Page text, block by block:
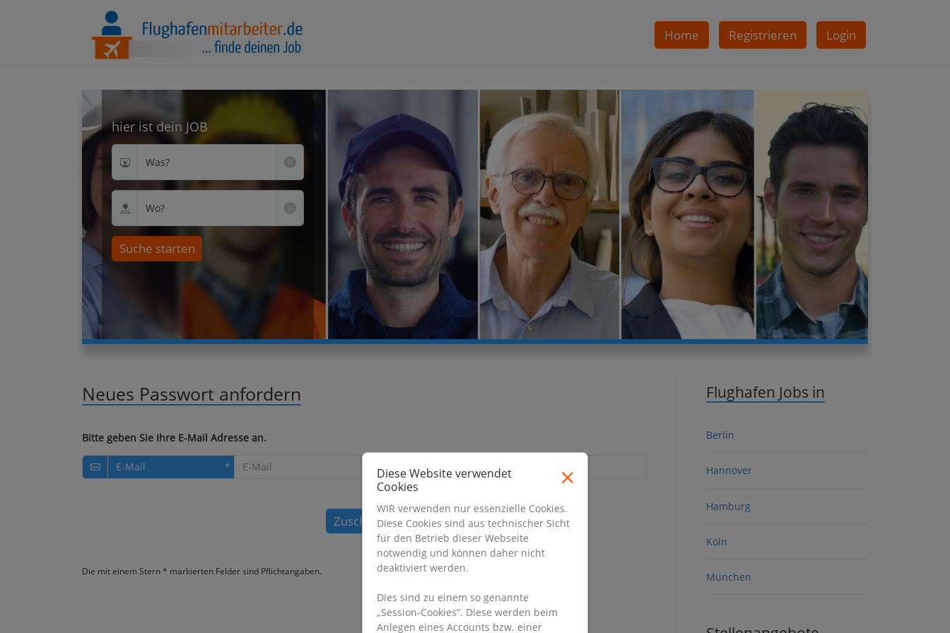
Home Registrieren Login
hier ist dein JOB
Was?
Wo?
Suche starten
Neues Passwort anfordern
Bitte geben Sie Ihre E-Mail Adresse an.
E-Mail
Zuschicken
Die mit einem Stern * markierten Felder sind Pflichtangaben.
Flughafen Jobs in
Berlin
Hannover
Hamburg
Köln
München
Diese Website verwendet
Cookies
WIR verwenden nur essenzielle Cookies.
Diese Cookies sind aus technischer Sicht
für den Betrieb dieser Webseite
notwendig und können daher nicht
deaktiviert werden.
Dies sind zu einem so genannte
„Session-Cookies“. Diese werden beim
Anlegen eines Accounts bzw. einer